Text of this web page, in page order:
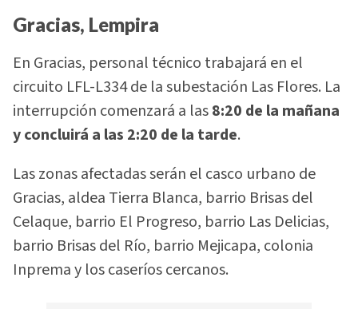
Gracias, Lempira
En Gracias, personal técnico trabajará en el
circuito LFL-L334 de la subestación Las Flores. La
interrupción comenzará a las8:20 de la mañana
y concluirá a las 2:20 de la tarde.
Las zonas afectadas serán el casco urbano de
Gracias, aldea Tierra Blanca, barrio Brisas del
Celaque, barrio El Progreso, barrio Las Delicias,
barrio Brisas del Río, barrio Mejicapa, colonia
Inprema y los caseríos cercanos.